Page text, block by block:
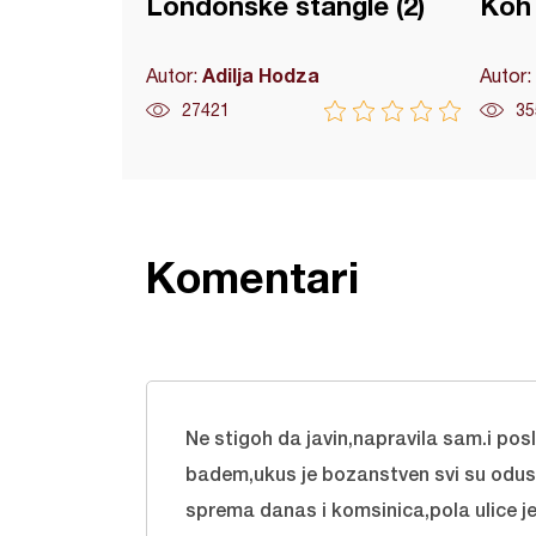
Autor: Adilja Hodza
27421
Autor:
Komentari
Ne stigoh da javin,napravila sam.i
badem,ukus je bozanstven svi su
sprema danas i komsinica,pola ulice